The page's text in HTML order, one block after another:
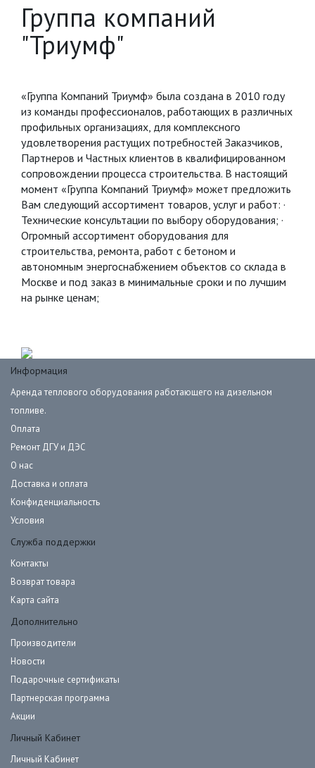
Группа компаний
"Триумф"
«Группа Компаний Триумф» была создана в 2010 году
из команды профессионалов, работающих в различных
профильных организациях, для комплексного
удовлетворения растущих потребностей Заказчиков,
Партнеров и Частных клиентов в квалифицированном
сопровождении процесса строительства. В настоящий
момент «Группа Компаний Триумф» может предложить
Вам следующий ассортимент товаров, услуг и работ: ·
Технические консультации по выбору оборудования; ·
Огромный ассортимент оборудования для
строительства, ремонта, работ с бетоном и
автономным энергоснабжением объектов со склада в
Москве и под заказ в минимальные сроки и по лучшим
на рынке ценам;
Информация
Аренда теплового оборудования работающего на дизельном
топливе.
Оплата
Ремонт ДГУ и ДЭС
О нас
Доставка и оплата
Конфиденциальность
Условия
Служба поддержки
Контакты
Возврат товара
Карта сайта
Дополнительно
Производители
Новости
Подарочные сертификаты
Партнерская программа
Акции
Личный Кабинет
Личный Кабинет